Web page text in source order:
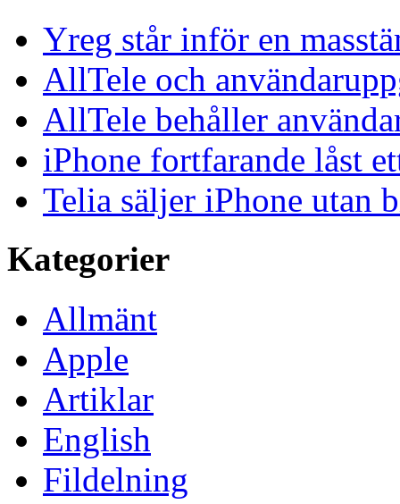
Yreg står inför en
AllTele och
AllTele behåller
iPhone fortfarande låst
Telia säljer iPhone utan
Kategorier
Allmänt
Apple
Artiklar
English
Fildelning